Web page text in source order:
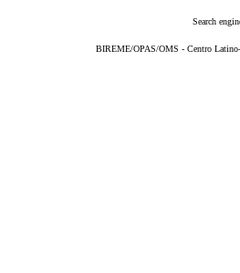
Search
BIREME/OPAS/OMS - Centro Latino-